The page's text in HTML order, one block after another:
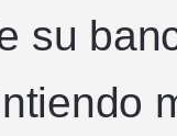
su